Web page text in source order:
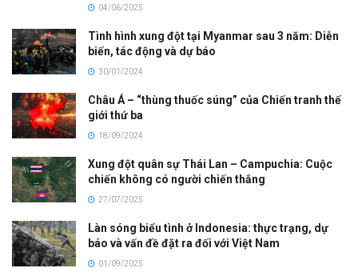
04/06/2025
Tình hình xung đột tại Myanmar sau 3 năm: Diễn
biến, tác động và dự báo
30/01/2024
Châu Á – “thùng thuốc súng” của Chiến tranh thế
giới thứ ba
18/09/2024
Xung đột quân sự Thái Lan – Campuchia: Cuộc
chiến không có người chiến thắng
27/07/2025
Làn sóng biểu tình ở Indonesia: thực trạng, dự
báo và vấn đề đặt ra đối với Việt Nam
01/09/2025